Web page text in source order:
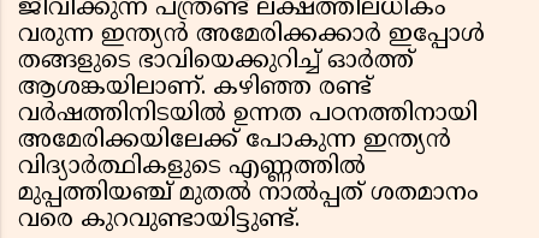
ജീവിക്കുന്ന പന്ത്രണ്ട് ലക്ഷത്തിലധികം
വരുന്ന ഇന്ത്യൻ അമേരിക്കക്കാർ ഇപ്പോൾ
തങ്ങളുടെ ഭാവിയെക്കുറിച്ച് ഓർത്ത്
ആശങ്കയിലാണ്. കഴിഞ്ഞ രണ്ട്
വർഷത്തിനിടയിൽ ഉന്നത പഠനത്തിനായി
അമേരിക്കയിലേക്ക് പോകുന്ന ഇന്ത്യൻ
വിദ്യാർത്ഥികളുടെ എണ്ണത്തിൽ
മുപ്പത്തിയഞ്ച് മുതൽ നാൽപ്പത് ശതമാനം
വരെ കുറവുണ്ടായിട്ടുണ്ട്.